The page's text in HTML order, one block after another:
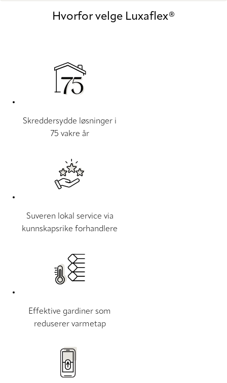
Hvorfor velge Luxaflex®
Skreddersydde løsninger i
75 vakre år
Suveren lokal service via
kunnskapsrike forhandlere
Effektive gardiner som
reduserer varmetap